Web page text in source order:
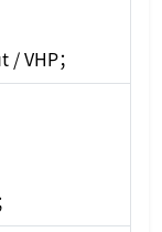
VHP；